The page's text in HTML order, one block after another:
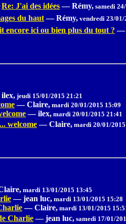
Re: J'ai des idées — Rémy, samedi
du haut — Rémy, vendredi 23/01/
encore ici ou bien plus du tout ? —
ilex, jeudi 15/01/2015 21:21
— Claire, mardi 20/01/2015 15:09
— ilex, mardi 20/01/2015 21:41
welcome — Claire, mardi 20/01/
mardi 13/01/2015 13:45
— jean luc, mardi 13/01/2015 15:28
— Claire, mardi 13/01/2015
Charlie — jean luc, samedi 17/01/